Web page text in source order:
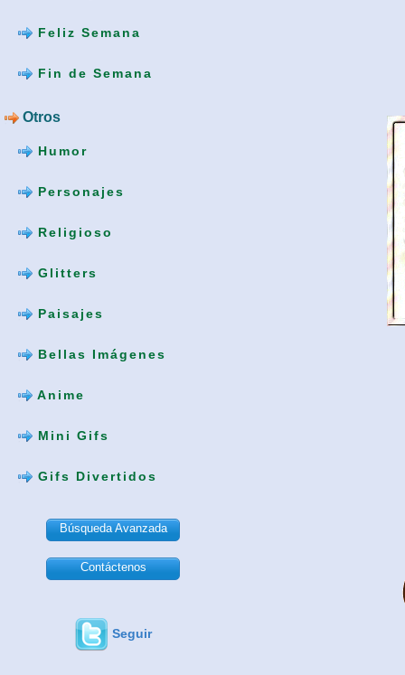
Feliz Semana
Fin de Semana
Otros
Humor
Personajes
Religioso
Glitters
Paisajes
Bellas Imágenes
Anime
Mini Gifs
Gifs Divertidos
Búsqueda Avanzada
Contáctenos
Seguir